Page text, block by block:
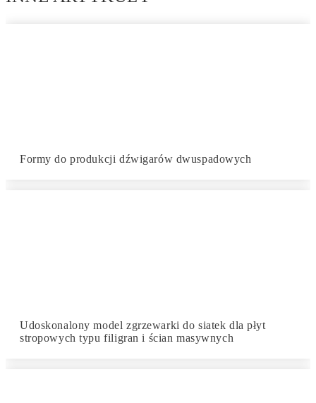
Formy do produkcji dźwigarów dwuspadowych
Udoskonalony model zgrzewarki do siatek dla płyt
stropowych typu filigran i ścian masywnych